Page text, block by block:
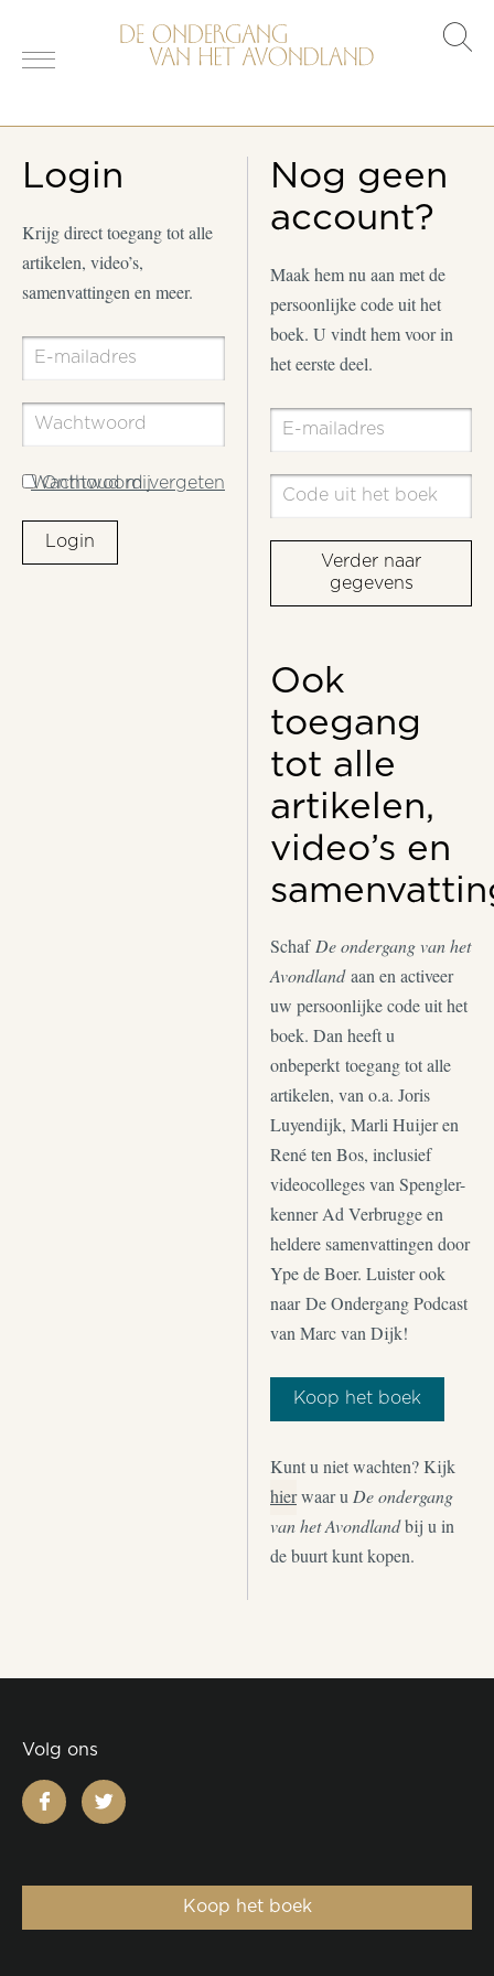
Login
Krijg direct toegang tot alle
artikelen, video’s,
samenvattingen en meer.
Wachtwoord vergeten
Onthoud mij
Login
Nog geen
account?
Maak hem nu aan met de
persoonlijke code uit het
boek. U vindt hem voor in
het eerste deel.
Verder naar
gegevens
Ook
toegang
tot alle
artikelen,
video’s en
Schaf De ondergang van het
Avondlandaan en activeer
uw persoonlijke code uit het
boek. Dan heeft u
onbeperkt toegang tot alle
artikelen, van o.a. Joris
Luyendijk, Marli Huijer en
René ten Bos, inclusief
videocolleges van Spengler-
kenner Ad Verbrugge en
heldere samenvattingen door
Ype de Boer. Luister ook
naar De Ondergang Podcast
van Marc van Dijk!
Koop het boek
Kunt u niet wachten? Kijk
hierwaar u De ondergang
van het Avondlandbij u in
de buurt kunt kopen.
Volg ons
facebooktwitter
Koop het boek